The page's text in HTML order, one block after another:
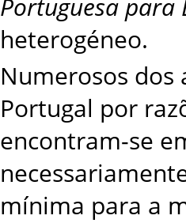
Portuguesa para
heterogéneo.
Numerosos
Portugal por
encontram-se
mínima para a